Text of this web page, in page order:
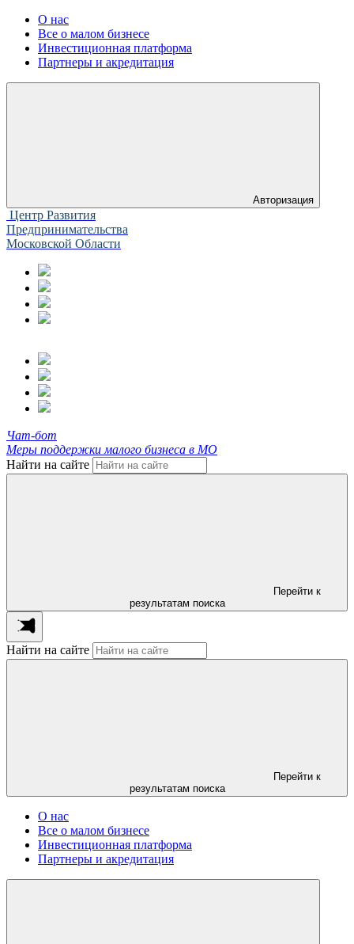
О нас
Все о малом бизнесе
Инвестиционная платформа
Партнеры и акредитация
Авторизация
Центр Развития
Предпринимательства
Московской Области
Чат-бот
Меры поддержки малого бизнеса в МО
Найти на сайте
Перейти к
результатам поиска
Найти на сайте
Перейти к
результатам поиска
О нас
Все о малом бизнесе
Инвестиционная платформа
Партнеры и акредитация